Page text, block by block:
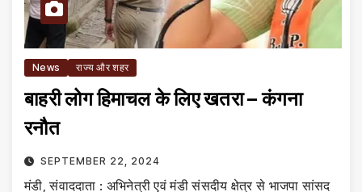
News राज्य और शहर
बाहरी लोग हिमाचल के लिए खतरा – कंगना
रनौत
SEPTEMBER 22, 2024
मंडी, संवाददाता : अभिनेत्री एवं मंडी संसदीय क्षेत्र से भाजपा सांसद